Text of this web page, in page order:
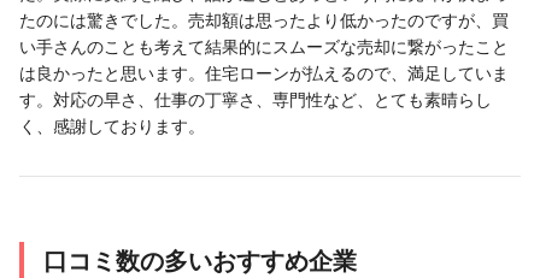
たのには驚きでした。売却額は思ったより低かったのですが、買
い手さんのことも考えて結果的にスムーズな売却に繋がったこと
は良かったと思います。住宅ローンが払えるので、満足していま
す。対応の早さ、仕事の丁寧さ、専門性など、とても素晴らし
く、感謝しております。
口コミ数の多いおすすめ企業